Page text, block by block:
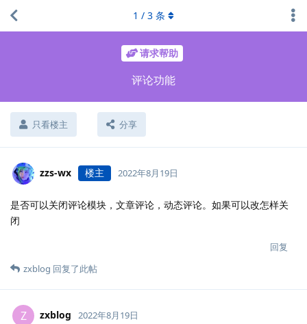
请求帮助
评论功能
只看楼主 分享
1 / 3 条
zzs-wx 楼主 2022年8月19日
是否可以关闭评论模块，文章评论，动态评论。如果可以改怎样关
闭
回复
zxblog 回复了此帖
Z zxblog 2022年8月19日